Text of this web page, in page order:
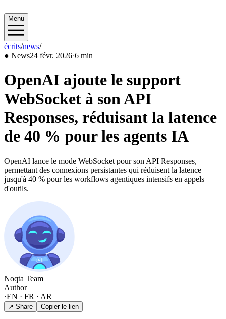
Menu
écrits/news/2026/02
● News24 févr. 2026·6 min
OpenAI ajoute le support
WebSocket à son API
Responses, réduisant la latence
de 40 % pour les agents IA
OpenAI lance le mode WebSocket pour son API Responses,
permettant des connexions persistantes qui réduisent la latence
jusqu'à 40 % pour les workflows agentiques intensifs en appels
d'outils.
Noqta Team
Author
·EN · FR · AR
↗ Share Copier le lien